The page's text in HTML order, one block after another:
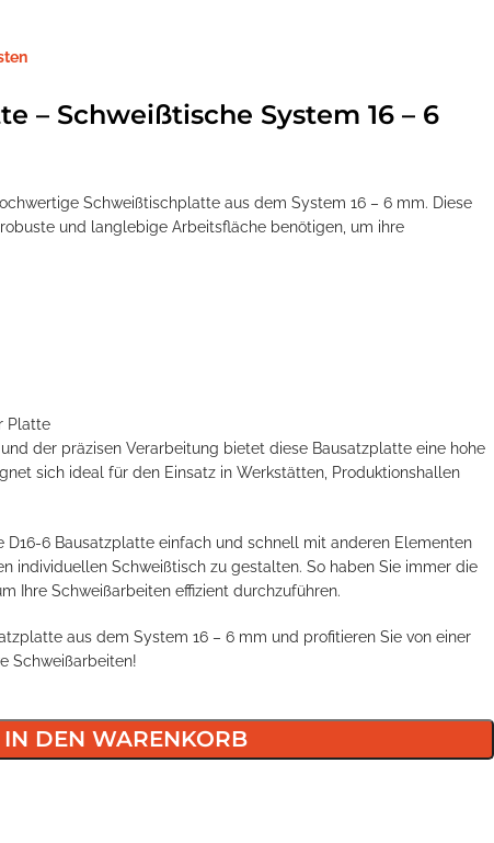
– Schweißtische System 16 – 6
Schweißtischplatte aus dem System 16 – 6 mm. Diese
und langlebige Arbeitsfläche benötigen, um ihre
Platte
der präzisen Verarbeitung bietet diese Bausatzplatte eine hohe
sich ideal für den Einsatz in Werkstätten, Produktionshallen
D16-6 Bausatzplatte einfach und schnell mit anderen Elementen
individuellen Schweißtisch zu gestalten. So haben Sie immer die
Ihre Schweißarbeiten effizient durchzuführen.
aus dem System 16 – 6 mm und profitieren Sie von einer
Schweißarbeiten!
IN DEN WARENKORB